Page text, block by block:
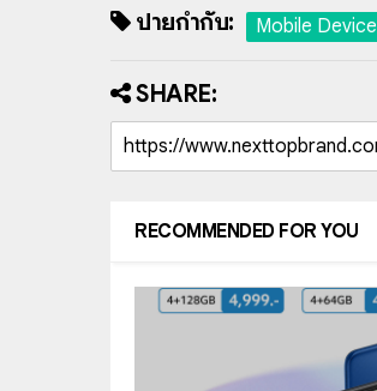
ป้ายกำกับ: Mobile Device
SHARE:
RECOMMENDED FOR YOU